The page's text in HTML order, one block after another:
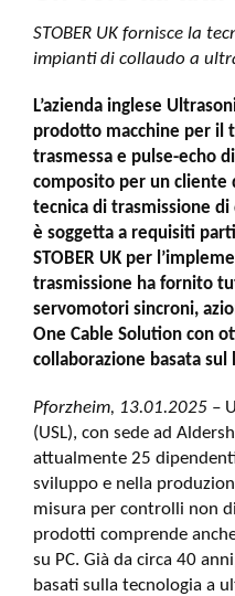
STOBER UK fornisce la
impianti di collaudo a
L’azienda inglese
prodotto macchine per il
trasmessa e pulse-echo
composito per un cliente
tecnica di trasmissione
è soggetta a requisiti
STOBER UK per
trasmissione ha fornito
servomotori sincroni,
One Cable Solution con
collaborazione basata sul
Pforzheim, 13.01.2025 –
(USL), con sede ad
attualmente 25
sviluppo e nella
misura per controlli non
prodotti comprende
su PC. Già da circa 40
basati sulla tecnologia a